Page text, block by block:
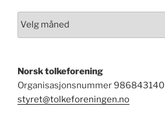
Norsk tolkeforening
Organisasjonsnummer986843140
styret@tolkeforeningen.no